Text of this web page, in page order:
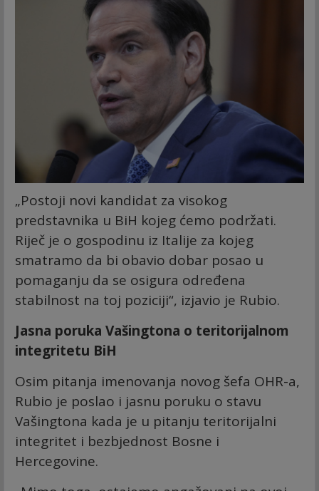
„Postoji novi kandidat za visokog
predstavnika u BiH kojeg ćemo podržati.
Riječ je o gospodinu iz Italije za kojeg
smatramo da bi obavio dobar posao u
pomaganju da se osigura određena
stabilnost na toj poziciji“, izjavio je Rubio.
Jasna poruka Vašingtona o teritorijalnom
integritetu BiH
Osim pitanja imenovanja novog šefa OHR-a,
Rubio je poslao i jasnu poruku o stavu
Vašingtona kada je u pitanju teritorijalni
integritet i bezbjednost Bosne i
Hercegovine.